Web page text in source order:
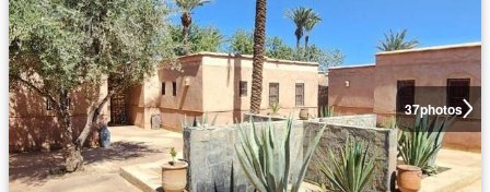
37photos